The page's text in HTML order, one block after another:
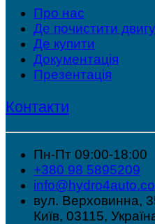
Про нас
Де почистити
Де купити
Документація
Презентація
Контакти
Пн-Пт 09:00-18:00
+380 98 5895209
вул. Верховинна,
Київ, 03115,